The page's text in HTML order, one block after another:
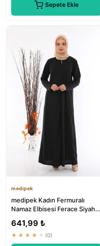
Sepete Ekle
medipek
medipek Kadın Fermuralı
Namaz Elbisesi Ferace Siyah -
641,99 ₺
★★★★★ (0)